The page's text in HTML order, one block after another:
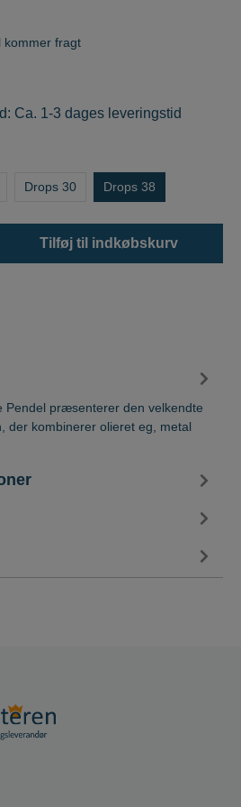
kommer fragt
Ca. 1-3 dages leveringstid
Drops 30 Drops 38
Tilføj til indkøbskurv
Pendel præsenterer den velkendte
der kombinerer olieret eg, metal